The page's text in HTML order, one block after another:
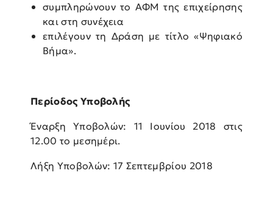
συμπληρώνουν το ΑΦΜ της επιχείρησης
και στη συνέχεια
επιλέγουν τη Δράση με τίτλο «Ψηφιακό
Βήμα».
Περίοδος Υποβολής
Έναρξη Υποβολών: 11 Ιουνίου 2018 στις
12.00 το μεσημέρι.
Λήξη Υποβολών: 17 Σεπτεμβρίου 2018